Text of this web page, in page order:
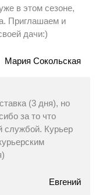
в этом сезоне,
Приглашаем и
дачи:)
Мария Сокольская
(3 дня), но
за то что
службой. Курьер
Евгений